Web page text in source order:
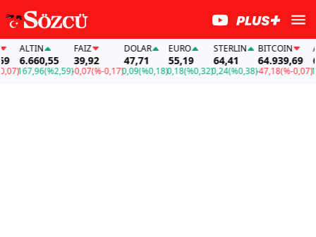
ALTIN
6.660,55
167,96(%2,59)
FAİZ
39,92
-0,07(%-0,17)
DOLAR
47,71
0,09(%0,18)
EURO
55,19
0,18(%0,32)
STERLIN
64,41
0,24(%0,38)
BITCOIN
64.939,69
-47,18(%-0,07)